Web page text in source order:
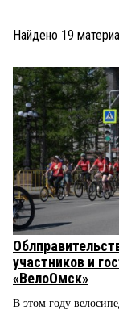
НОВОСТИ
ПРОИСШЕСТВИЯ
СТИЛЬ ЖИЗНИ
Найдено 19
участников и
«ВелоОмск»
В этом году